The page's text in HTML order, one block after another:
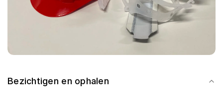
Bezichtigen en ophalen